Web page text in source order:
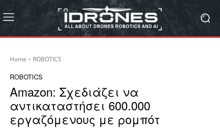
Home ROBOTICS
ROBOTICS
Amazon: Σχεδιάζει να
αντικαταστήσει 600.000
εργαζόμενους με ρομπότ